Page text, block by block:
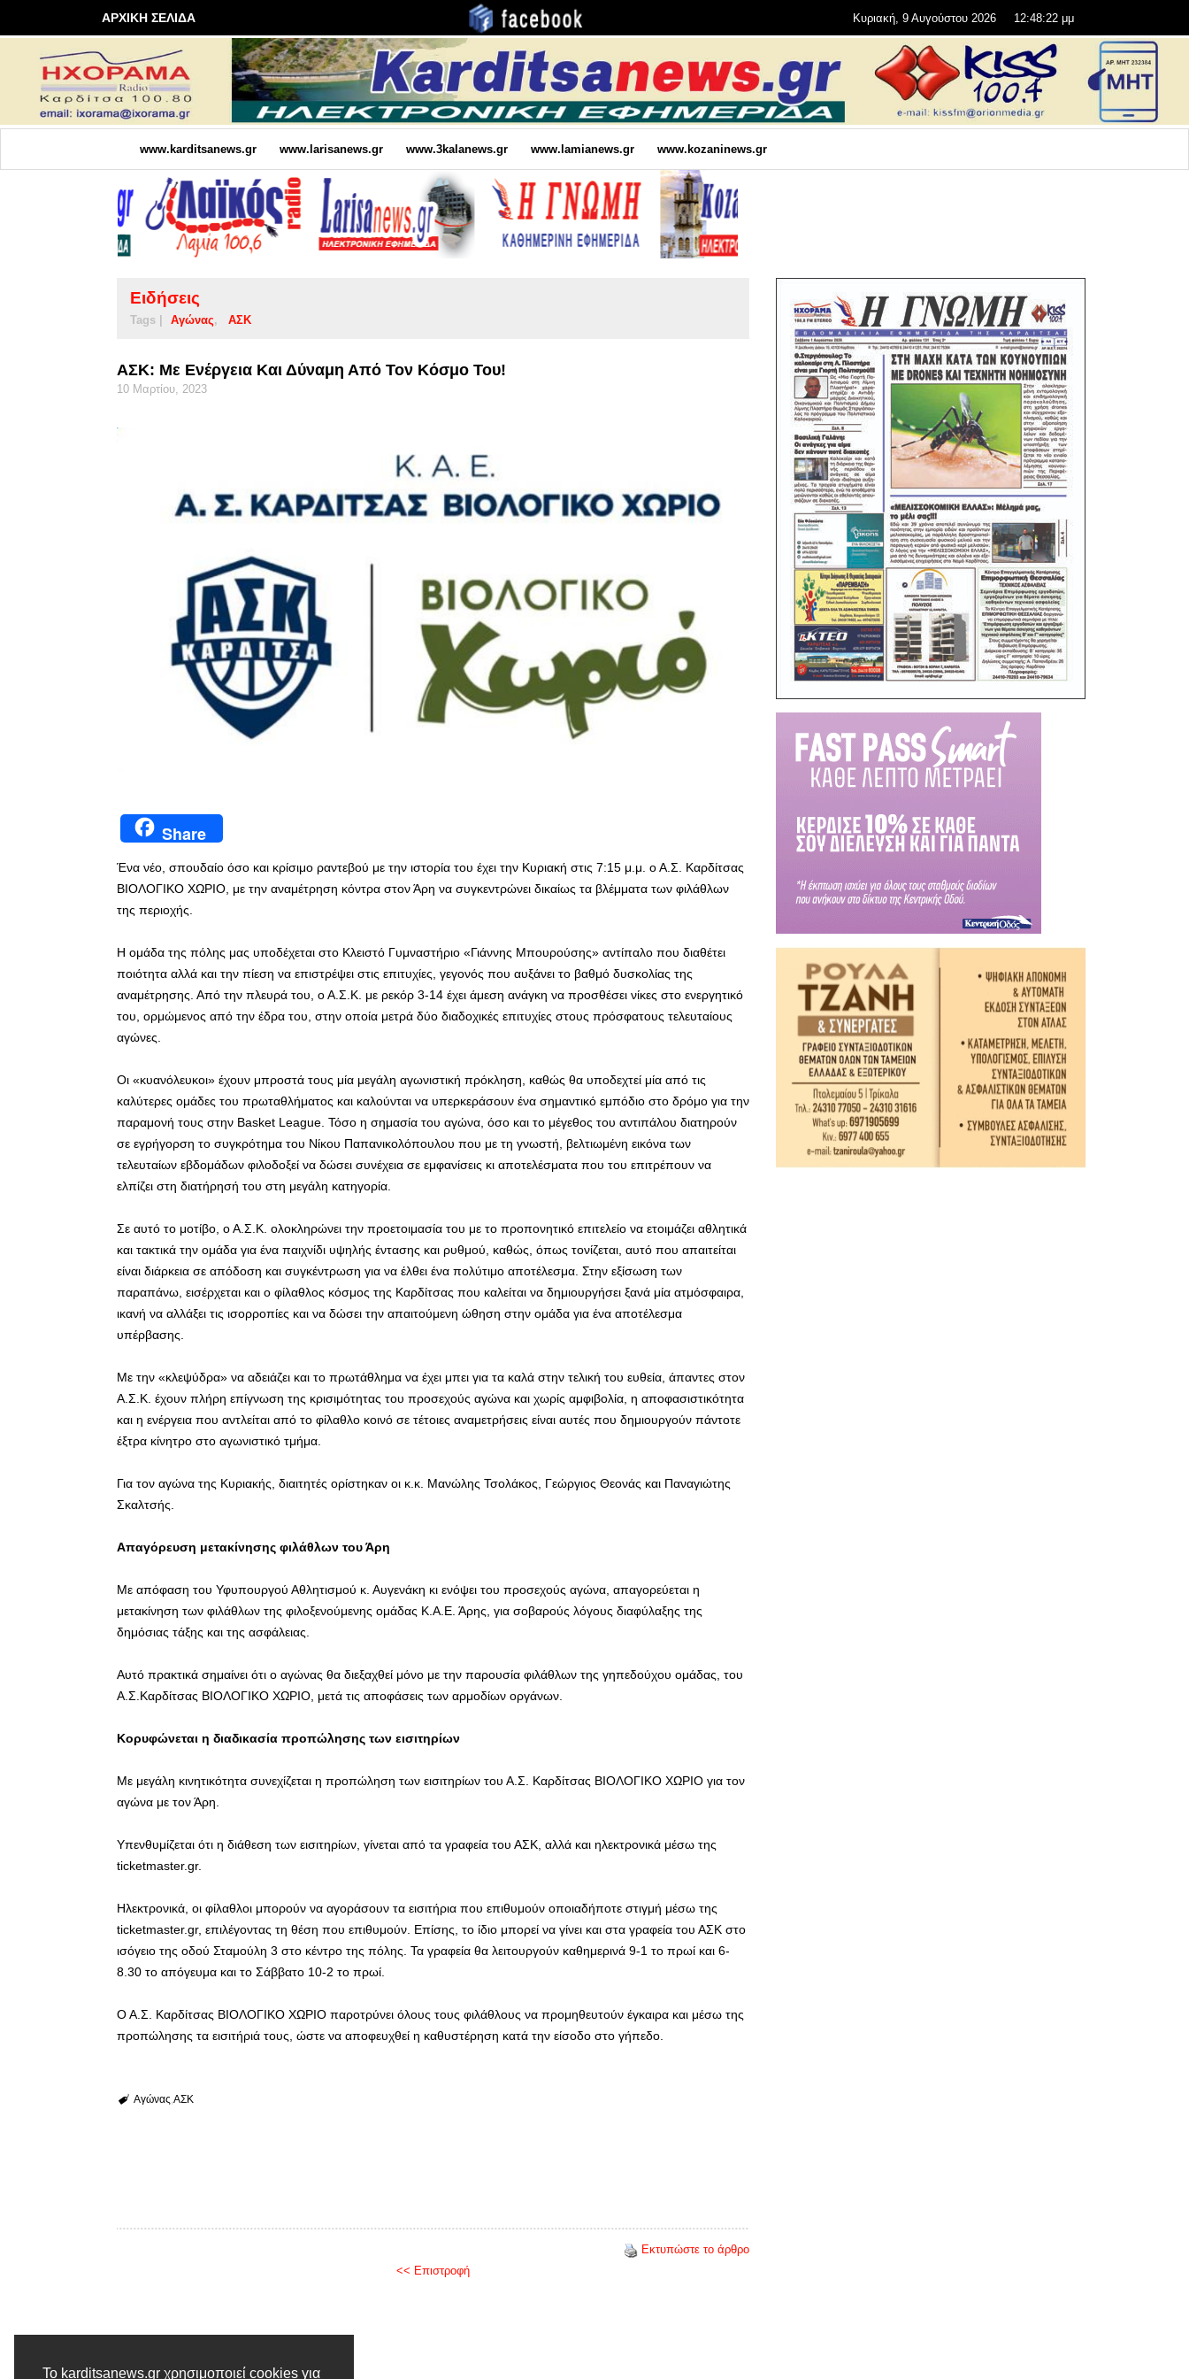
Το karditsanews.gr χρησιμοποιεί cookies για
ΑΡΧΙΚΗ ΣΕΛΙΔΑ Κυριακή, 9 Αυγούστου 2026 12:48:23 μμ
www.karditsanews.gr www.larisanews.gr www.3kalanews.gr www.lamianews.gr www.kozaninews.gr
Ειδήσεις
Tags | Αγώνας ΑΣΚ
ΑΣΚ: Με Ενέργεια Και Δύναμη Από Τον Κόσμο Του!
10 Μαρτίου, 2023
Share
Ένα νέο, σπουδαίο όσο και κρίσιμο ραντεβού με την ιστορία του έχει την Κυριακή στις 7:15 μ.μ. ο Α.Σ. Καρδίτσας
ΒΙΟΛΟΓΙΚΟ ΧΩΡΙΟ, με την αναμέτρηση κόντρα στον Άρη να συγκεντρώνει δικαίως τα βλέμματα των φιλάθλων
της περιοχής.
Η ομάδα της πόλης μας υποδέχεται στο Κλειστό Γυμναστήριο «Γιάννης Μπουρούσης» αντίπαλο που διαθέτει
ποιότητα αλλά και την πίεση να επιστρέψει στις επιτυχίες, γεγονός που αυξάνει το βαθμό δυσκολίας της
αναμέτρησης. Από την πλευρά του, ο Α.Σ.Κ. με ρεκόρ 3-14 έχει άμεση ανάγκη να προσθέσει νίκες στο ενεργητικό
του, ορμώμενος από την έδρα του, στην οποία μετρά δύο διαδοχικές επιτυχίες στους πρόσφατους τελευταίους
αγώνες.
Οι «κυανόλευκοι» έχουν μπροστά τους μία μεγάλη αγωνιστική πρόκληση, καθώς θα υποδεχτεί μία από τις
καλύτερες ομάδες του πρωταθλήματος και καλούνται να υπερκεράσουν ένα σημαντικό εμπόδιο στο δρόμο για την
παραμονή τους στην Basket League. Τόσο η σημασία του αγώνα, όσο και το μέγεθος του αντιπάλου διατηρούν
σε εγρήγορση το συγκρότημα του Νίκου Παπανικολόπουλου που με τη γνωστή, βελτιωμένη εικόνα των
τελευταίων εβδομάδων φιλοδοξεί να δώσει συνέχεια σε εμφανίσεις κι αποτελέσματα που του επιτρέπουν να
ελπίζει στη διατήρησή του στη μεγάλη κατηγορία.
Σε αυτό το μοτίβο, ο Α.Σ.Κ. ολοκληρώνει την προετοιμασία του με το προπονητικό επιτελείο να ετοιμάζει αθλητικά
και τακτικά την ομάδα για ένα παιχνίδι υψηλής έντασης και ρυθμού, καθώς, όπως τονίζεται, αυτό που απαιτείται
είναι διάρκεια σε απόδοση και συγκέντρωση για να έλθει ένα πολύτιμο αποτέλεσμα. Στην εξίσωση των
παραπάνω, εισέρχεται και ο φίλαθλος κόσμος της Καρδίτσας που καλείται να δημιουργήσει ξανά μία ατμόσφαιρα,
ικανή να αλλάξει τις ισορροπίες και να δώσει την απαιτούμενη ώθηση στην ομάδα για ένα αποτέλεσμα
υπέρβασης.
Με την «κλεψύδρα» να αδειάζει και το πρωτάθλημα να έχει μπει για τα καλά στην τελική του ευθεία, άπαντες στον
Α.Σ.Κ. έχουν πλήρη επίγνωση της κρισιμότητας του προσεχούς αγώνα και χωρίς αμφιβολία, η αποφασιστικότητα
και η ενέργεια που αντλείται από το φίλαθλο κοινό σε τέτοιες αναμετρήσεις είναι αυτές που δημιουργούν πάντοτε
έξτρα κίνητρο στο αγωνιστικό τμήμα.
Για τον αγώνα της Κυριακής, διαιτητές ορίστηκαν οι κ.κ. Μανώλης Τσολάκος, Γεώργιος Θεονάς και Παναγιώτης
Σκαλτσής.
Απαγόρευση μετακίνησης φιλάθλων του Άρη
Με απόφαση του Υφυπουργού Αθλητισμού κ. Αυγενάκη κι ενόψει του προσεχούς αγώνα, απαγορεύεται η
μετακίνηση των φιλάθλων της φιλοξενούμενης ομάδας Κ.Α.Ε. Άρης, για σοβαρούς λόγους διαφύλαξης της
δημόσιας τάξης και της ασφάλειας.
Αυτό πρακτικά σημαίνει ότι ο αγώνας θα διεξαχθεί μόνο με την παρουσία φιλάθλων της γηπεδούχου ομάδας, του
Α.Σ.Καρδίτσας ΒΙΟΛΟΓΙΚΟ ΧΩΡΙΟ, μετά τις αποφάσεις των αρμοδίων οργάνων.
Κορυφώνεται η διαδικασία προπώλησης των εισιτηρίων
Με μεγάλη κινητικότητα συνεχίζεται η προπώληση των εισιτηρίων του Α.Σ. Καρδίτσας ΒΙΟΛΟΓΙΚΟ ΧΩΡΙΟ για τον
αγώνα με τον Άρη.
Υπενθυμίζεται ότι η διάθεση των εισιτηρίων, γίνεται από τα γραφεία του ΑΣΚ, αλλά και ηλεκτρονικά μέσω της
ticketmaster.gr.
Ηλεκτρονικά, οι φίλαθλοι μπορούν να αγοράσουν τα εισιτήρια που επιθυμούν οποιαδήποτε στιγμή μέσω της
ticketmaster.gr, επιλέγοντας τη θέση που επιθυμούν. Επίσης, το ίδιο μπορεί να γίνει και στα γραφεία του ΑΣΚ στο
ισόγειο της οδού Σταμούλη 3 στο κέντρο της πόλης. Τα γραφεία θα λειτουργούν καθημερινά 9-1 το πρωί και 6-
8.30 το απόγευμα και το Σάββατο 10-2 το πρωί.
Ο Α.Σ. Καρδίτσας ΒΙΟΛΟΓΙΚΟ ΧΩΡΙΟ παροτρύνει όλους τους φιλάθλους να προμηθευτούν έγκαιρα και μέσω της
προπώλησης τα εισιτήριά τους, ώστε να αποφευχθεί η καθυστέρηση κατά την είσοδο στο γήπεδο.
Αγώνας ΑΣΚ
Εκτυπώστε το άρθρο
<< Επιστροφή